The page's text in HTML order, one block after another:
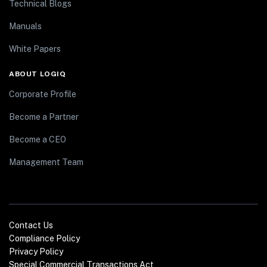
Technical Blogs
Manuals
White Papers
ABOUT LOGIQ
Corporate Profile
Become a Partner
Become a CEO
Management Team
Contact Us
Compliance Policy
Privacy Policy
Special Commercial Transactions Act